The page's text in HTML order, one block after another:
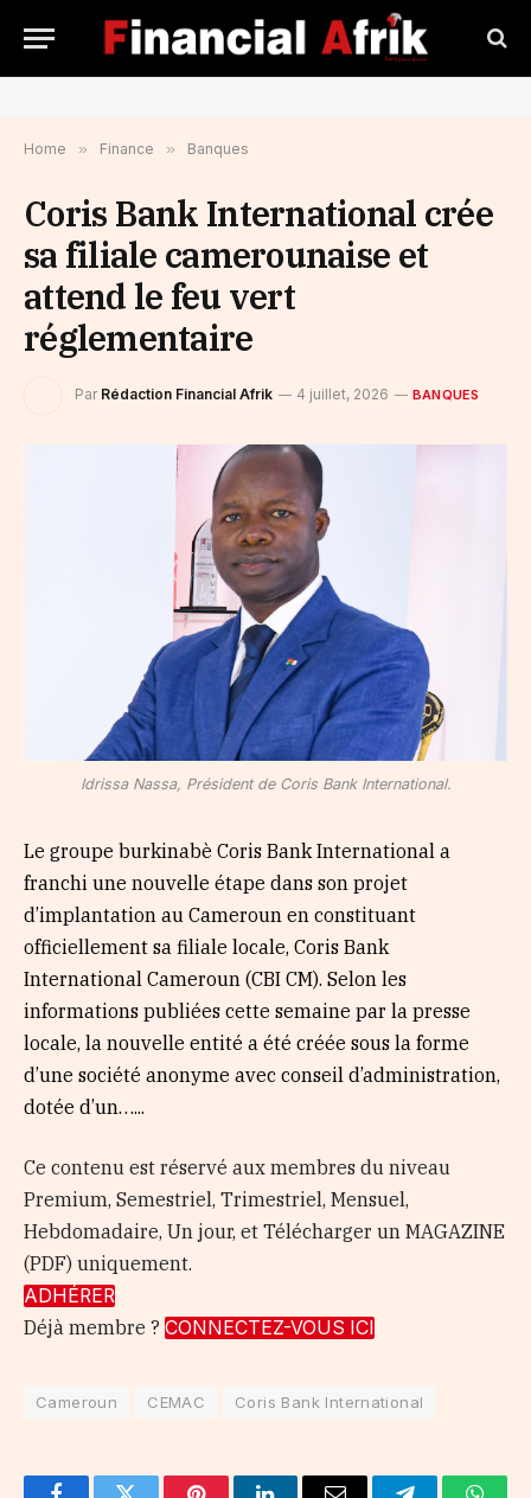
Home » Finance » Banques
​Coris Bank International crée
sa filiale camerounaise et
attend le feu vert
réglementaire
Par Rédaction Financial Afrik 4 juillet, 2026 BANQUES
Idrissa Nassa, Président de Coris Bank International.
Le groupe burkinabè Coris Bank International a
franchi une nouvelle étape dans son projet
d’implantation au Cameroun en constituant
officiellement sa filiale locale, Coris Bank
International Cameroun (CBI CM). Selon ​les
informations publiées cette semaine par la presse
locale, la nouvelle entité a été créée sous la forme
d’une société anonyme avec conseil d’administration,
dotée d’un…...
Ce contenu est réservé aux membres du niveau
Premium, Semestriel, Trimestriel, Mensuel,
Hebdomadaire, Un jour, et Télécharger un MAGAZINE
(PDF) uniquement.
ADHÉRER
Déjà membre ? CONNECTEZ-VOUS ICI
Cameroun CEMAC Coris Bank International